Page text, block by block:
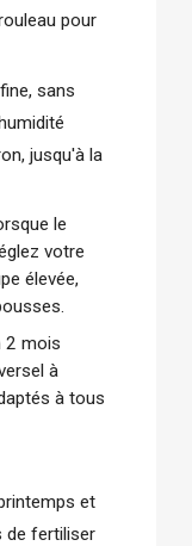
pour
sans
jusqu'à la
le
votre
élevée,
2 mois
à
à tous
et
de fertiliser